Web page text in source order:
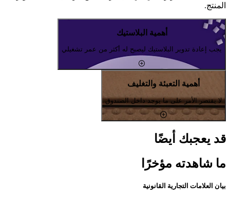
المنتج.
أهمية البلاستيك
يجب إعادة تدوير البلاستيك ليصبح له أكثر من عمر تشغيلي
أهمية التعبئة والتغليف
لا يقتصر الأمر على ما يوجد داخل الصندوق
قد يعجبك أيضًا
ما شاهدته مؤخرًا
بيان العلامات التجارية القانونية